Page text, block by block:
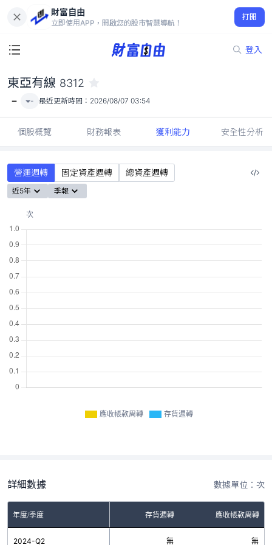
財富自由
立即使用APP，開啟您的股市智慧導航！
打開
登入
-
東亞有線 8312
- - 最近更新時間： 2026/08/07 03:54
個股概覽 財務報表 獲利能力 安全性分析
營運週轉 固定資產週轉 總資產週轉
近5年 季報
應收帳款周轉 存貨週轉
詳細數據 數據單位：次
年度/季度 存貨週轉 應收帳款周轉
2024-Q2 無 無